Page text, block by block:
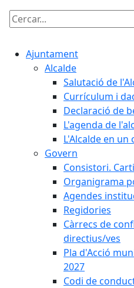
Cercar:
Ajuntament
Alcalde
Salutació de
Currículum i
Declaració de
L'agenda de
L'Alcalde en un
Govern
Consistori.
Organigrama
Agendes
Regidories
Càrrecs de
directius/ves
Pla d'Acció
2027
Codi de